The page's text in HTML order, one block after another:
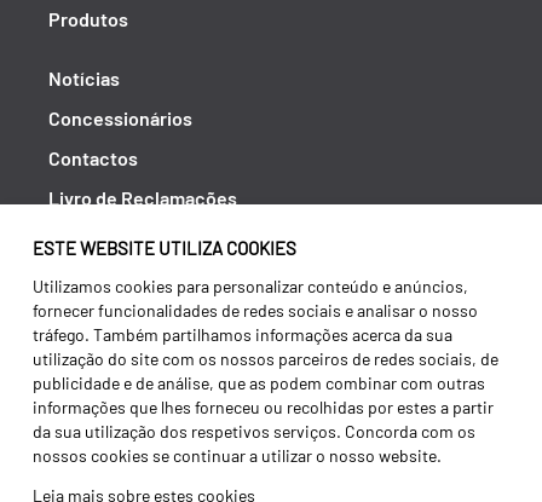
ESTE WEBSITE UTILIZA COOKIES
Utilizamos cookies para personalizar conteúdo e anúncios,
fornecer funcionalidades de redes sociais e analisar o nosso
tráfego. Também partilhamos informações acerca da sua
utilização do site com os nossos parceiros de redes sociais, de
publicidade e de análise, que as podem combinar com outras
informações que lhes forneceu ou recolhidas por estes a partir
da sua utilização dos respetivos serviços. Concorda com os
nossos cookies se continuar a utilizar o nosso website.
Leia mais sobre estes cookies
Produtos
Notícias
Concessionários
Contactos
Livro de Reclamações
Política de Privacidade
Canal de Denúncias (RGPC)
Termos e condições